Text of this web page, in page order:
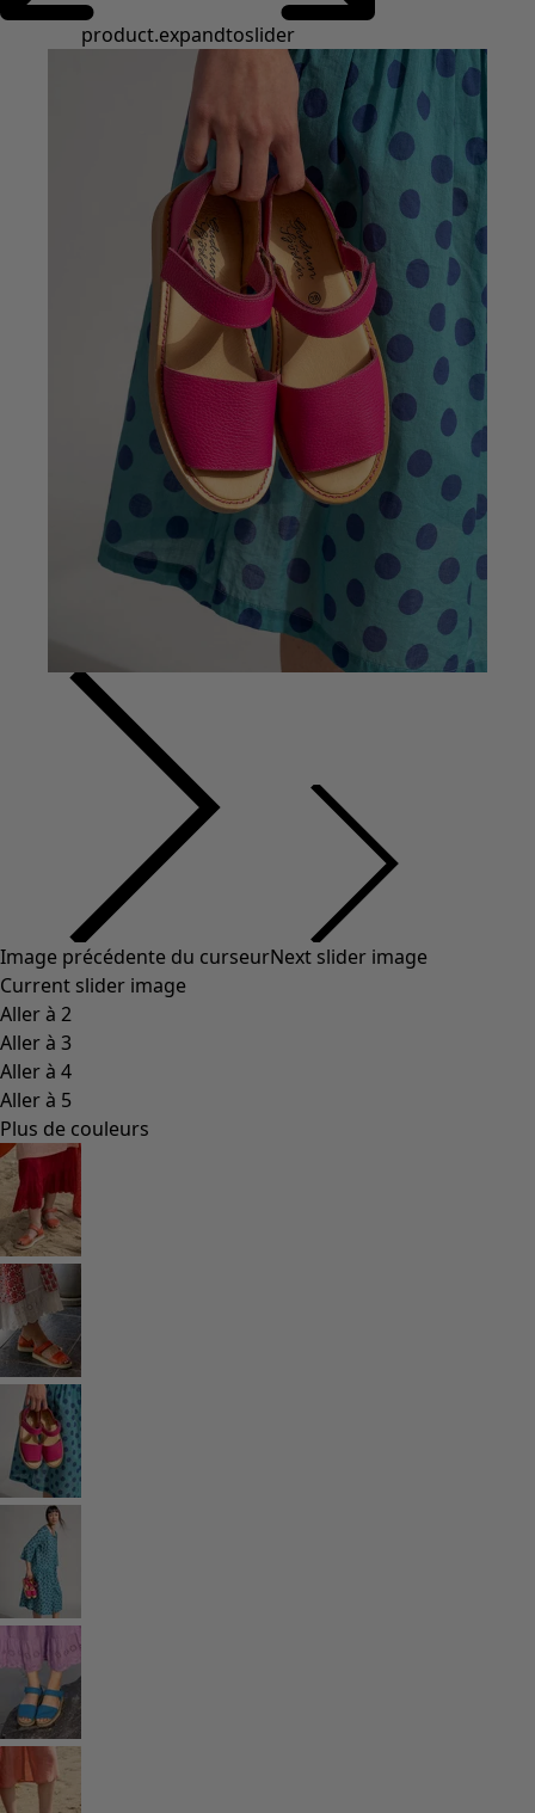
product.expandtoslider
Image précédente du curseurNext slider image
Current slider image
Aller à 2
Aller à 3
Aller à 4
Aller à 5
Plus de couleurs